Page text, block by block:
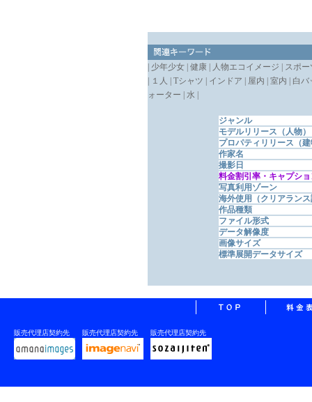
| 少年少女 | 健康 | 人物エコイメージ | スポ
| １人 | Tシャツ | インドア | 屋内 | 室内 | 白
ォーター | 水 |
ジャンル
モデルリリース（人物）
プロパティリリース（
作家名
撮影日
料金割引率・キャプシ
写真利用ゾーン
海外使用（クリアラン
作品種類
ファイル形式
データ解像度
画像サイズ
標準展開データサイズ
販売代理店契約先 販売代理店契約先 販売代理店契約先